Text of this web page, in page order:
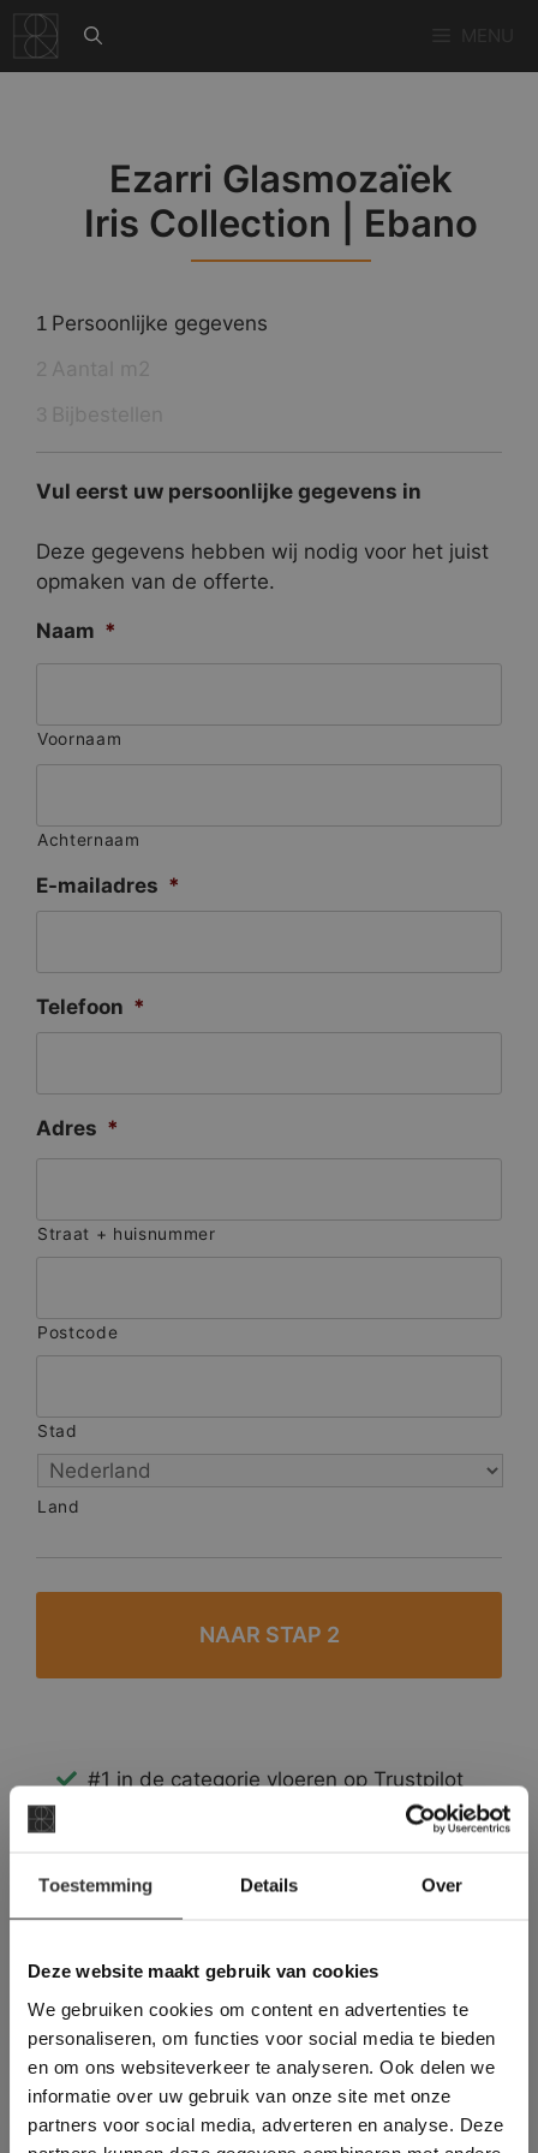
Toestemming Details Over
Deze website maakt gebruik van cookies
We gebruiken cookies om content en advertenties te
personaliseren, om functies voor social media te bieden
en om ons websiteverkeer te analyseren. Ook delen we
informatie over uw gebruik van onze site met onze
partners voor social media, adverteren en analyse. Deze
naar
de
Ezarri Glasmozaïek
Iris Collection | Ebano
1 Persoonlijke gegevens
Vul eerst uw persoonlijke gegevens in
Deze gegevens hebben wij nodig voor het juist
opmaken van de offerte.
Naam *
Voornaam
Achternaam
E-mailadres *
Telefoon *
Adres *
Straat + huisnummer
Postcode
Stad
Land
#1 in de categorie vloeren op Trustpilot
Binnen 24 uur een passende offerte
Meer dan 500 m2 showroom
Deze website maakt
gebruik van cookies.
This Cookie Banner was deleted and is no
longer working. Please contact the website
administrator.
Deze website gebruikt cookies om de
gebruikerservaring te verbeteren. Door
gebruik te maken van onze website geeft u
toestemming voor alle cookies in
overeenstemming met ons cookiebeleid.Lees
verder